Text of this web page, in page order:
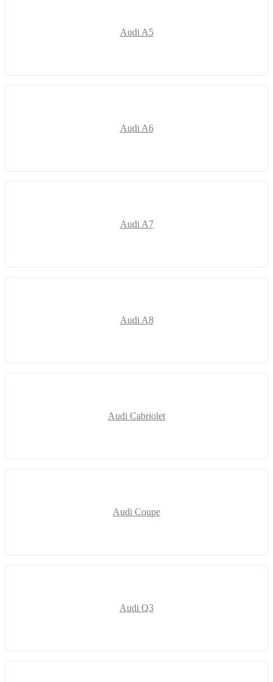
Audi A5
Audi A6
Audi A7
Audi A8
Audi Cabriolet
Audi Coupe
Audi Q3